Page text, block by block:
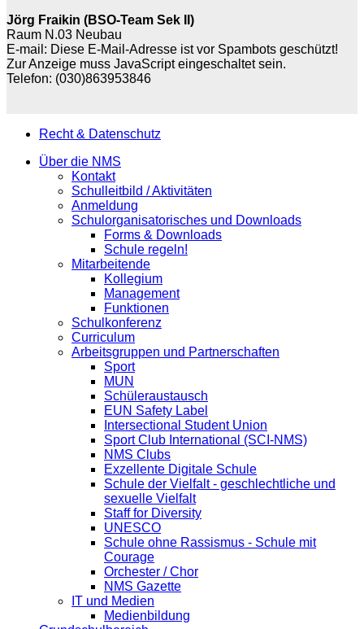
Jörg Fraikin (BSO-Team Sek II)
Raum N.03 Neubau
E-mail: Diese E-Mail-Adresse ist vor Spambots geschützt!
Zur Anzeige muss JavaScript eingeschaltet sein.
Telefon: (030)863953846
Recht & Datenschutz
Über die NMS
Kontakt
Schulleitbild / Aktivitäten
Anmeldung
Schulorganisatorisches und Downloads
Forms & Downloads
Schule regeln!
Mitarbeitende
Kollegium
Management
Funktionen
Schulkonferenz
Curriculum
Arbeitsgruppen und Partnerschaften
Sport
MUN
Schüleraustausch
EUN Safety Label
Intersectional Student Union
Sport Club International (SCI-NMS)
NMS Clubs
Exzellente Digitale Schule
Schule der Vielfalt - geschlechtliche und
sexuelle Vielfalt
Staff for Diversity
UNESCO
Schule ohne Rassismus - Schule mit
Courage
Orchester / Chor
NMS Gazette
IT und Medien
Medienbildung